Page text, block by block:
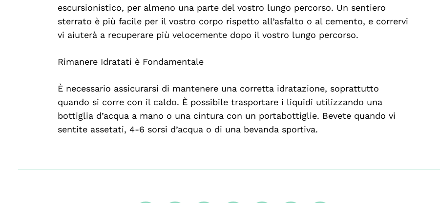
escursionistico, per almeno una parte del vostro lungo percorso. Un sentiero
sterrato è più facile per il vostro corpo rispetto all’asfalto o al cemento, e corrervi
vi aiuterà a recuperare più velocemente dopo il vostro lungo percorso.
Rimanere Idratati è Fondamentale
È necessario assicurarsi di mantenere una corretta idratazione, soprattutto
quando si corre con il caldo. È possibile trasportare i liquidi utilizzando una
bottiglia d’acqua a mano o una cintura con un portabottiglie. Bevete quando vi
sentite assetati, 4-6 sorsi d’acqua o di una bevanda sportiva.